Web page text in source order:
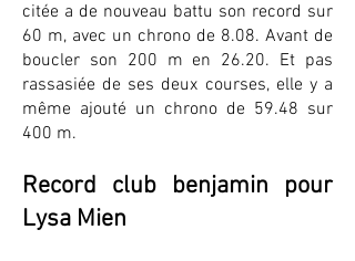
citée a de nouveau battu son record sur
60 m, avec un chrono de 8.08. Avant de
boucler son 200 m en 26.20. Et pas
rassasiée de ses deux courses, elle y a
même ajouté un chrono de 59.48 sur
400 m.
Record club benjamin pour
Lysa Mien